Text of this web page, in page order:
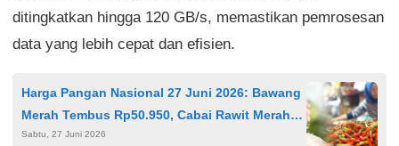
ditingkatkan hingga 120 GB/s, memastikan pemrosesan
data yang lebih cepat dan efisien.
Harga Pangan Nasional 27 Juni 2026: Bawang
Merah Tembus Rp50.950, Cabai Rawit Merah
Rp69.750 per Kg
Sabtu, 27 Juni 2026